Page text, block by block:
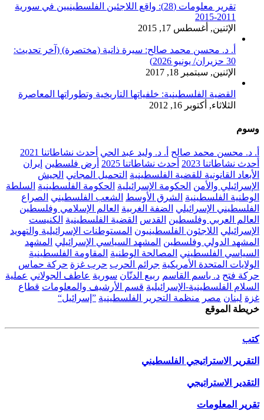
تقرير معلومات (28): واقع اللاجئين الفلسطينيين في سورية
2011-2015
الإثنين, أغسطس 17, 2015
أ. د. محسن محمد صالح: سيرة ذاتية (مختصرة) (آخر تحديث:
30 حزيران/ يونيو 2026)
الإثنين, سبتمبر 18, 2017
القضية الفلسطينية: خلفياتها التاريخية وتطوراتها المعاصرة
الثلاثاء, أكتوبر 16, 2012
وسوم
أ. د. محسن محمد صالح أ. د. وليد عبد الحي أحدث نشاطاتنا 2021
أحدث نشاطاتنا 2023
أحدث نشاطاتنا 2025 أرض فلسطين إيران
الأبعاد القانونية للقضية الفلسطينية التحميل المجاني الجيش
الإسرائيلي والأمن الحكومة الإسرائيلية الحكومة الفلسطينية السلطة
الوطنية الفلسطينية الشرق الأوسط الشعب الفلسطيني الصراع
الفلسطيني الإسرائيلي الضفة الغربية العالم الإسلامي وفلسطين
العالم العربي وفلسطين القدس القضية الفلسطينية الكنيست
الإسرائيلي اللاجئون الفلسطينيون المستوطنات الإسرائيلية والتهويد
المشهد الدولي وفلسطين المشهد السياسي الإسرائيلي المشهد
السياسي الفلسطيني المصالحة الوطنية المقاومة الفلسطينية
الولايات المتحدة الأمريكية جرائم الحرب حرب غزة حركة حماس
حركة فتح د. باسم القاسم ربيع الدنّان سورية عاطف الجولاني عملية
السلام الفلسطينية-الإسرائيلية قسم الأرشيف والمعلومات قطاع
غزة لبنان مصر منظمة التحرير الفلسطينية ”إسرائيل“
خريطة الموقع
كتب
التقرير الاستراتيجي الفلسطيني
التقدير الاستراتيجي
تقرير المعلومات